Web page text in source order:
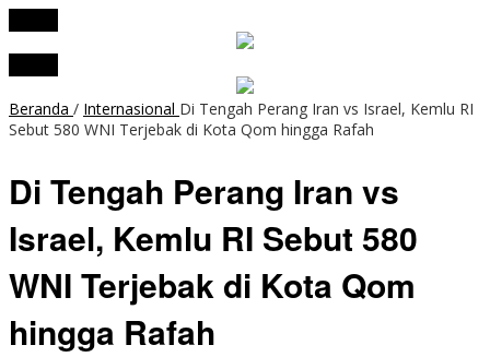
Beranda / Internasional Di Tengah Perang Iran vs Israel, Kemlu RI
Sebut 580 WNI Terjebak di Kota Qom hingga Rafah
Di Tengah Perang Iran vs
Israel, Kemlu RI Sebut 580
WNI Terjebak di Kota Qom
hingga Rafah